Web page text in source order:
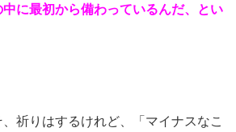
に最初から備わっているんだ、とい
祈りはするけれど、「マイナスなこ